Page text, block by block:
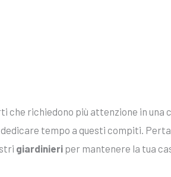
che richiedono più attenzione in una
tempo a questi compiti.
giardinieri per mantenere la tua